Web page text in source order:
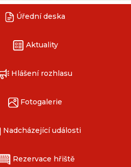
Úřední deska
Aktuality
Hlášení rozhlasu
Fotogalerie
Nadcházející události
Rezervace hřiště